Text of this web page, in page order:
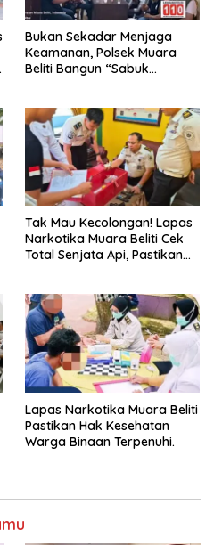
Bukan Sekadar Menjaga
Keamanan, Polsek Muara
Beliti Bangun “Sabuk
Tak Mau Kecolongan! Lapas
Narkotika Muara Beliti Cek
Total Senjata Api, Pastikan
Lapas Narkotika Muara Beliti
Pastikan Hak Kesehatan
Warga Binaan Terpenuhi.